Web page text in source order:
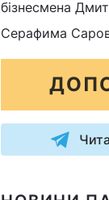
бізнесмена
Серафима